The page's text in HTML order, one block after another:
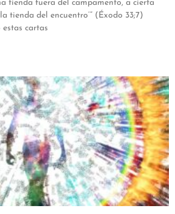
tienda fuera del campamento, a cierta
tienda del encuentro’” (Éxodo 33;7)
cartas